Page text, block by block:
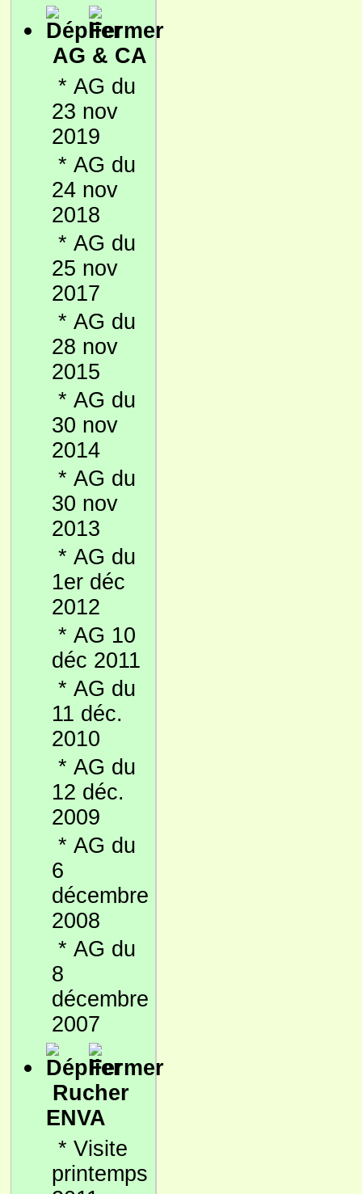
AG & CA
* AG du
23 nov
2019
* AG du
24 nov
2018
* AG du
25 nov
2017
* AG du
28 nov
2015
* AG du
30 nov
2014
* AG du
30 nov
2013
* AG du
1er déc
2012
* AG 10
déc 2011
* AG du
11 déc.
2010
* AG du
12 déc.
2009
* AG du
6
décembre
2008
* AG du
8
décembre
2007
Rucher
ENVA
* Visite
printemps